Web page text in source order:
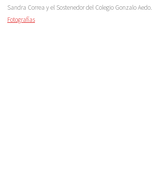
Sandra Correa y el Sostenedor del Colegio Gonzalo Aedo.
Fotografías